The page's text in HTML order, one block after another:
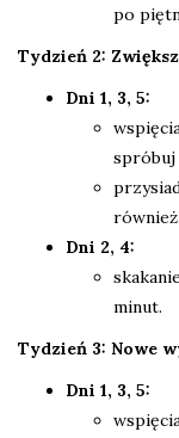
po
Tydzień 2:
Dni 1, 3, 5:
spróbuj
Dni 2, 4:
minut.
Tydzień 3: Nowe
Dni 1, 3, 5: